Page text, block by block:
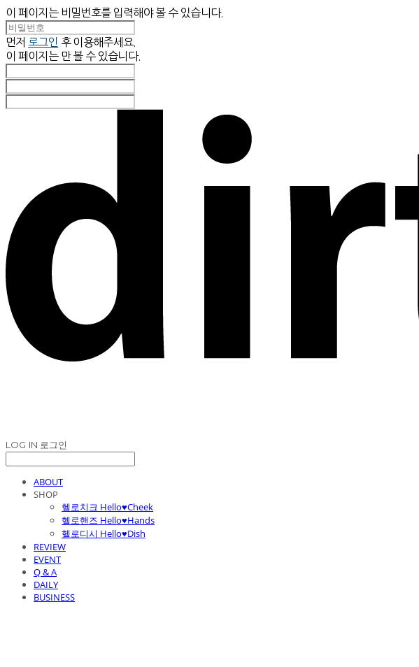
이 페이지는 비밀번호를 입력해야 볼 수 있습니다.
먼저 로그인 후 이용해주세요.
이 페이지는 만 볼 수 있습니다.
LOG IN 로그인
ABOUT
SHOP
헬로치크 Hello♥Cheek
헬로핸즈 Hello♥Hands
헬로디시 Hello♥Dish
REVIEW
EVENT
Q & A
DAILY
BUSINESS